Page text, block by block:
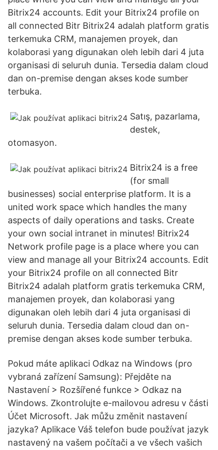
Bitrix24 accounts. Edit your Bitrix24 profile on
all connected Bitr Bitrix24 adalah platform gratis
terkemuka CRM, manajemen proyek, dan
kolaborasi yang digunakan oleh lebih dari 4 juta
organisasi di seluruh dunia. Tersedia dalam cloud
dan on-premise dengan akses kode sumber
terbuka.
Satış, pazarlama,
destek,
otomasyon.
Bitrix24 is a free
(for small
businesses) social enterprise platform. It is a
united work space which handles the many
aspects of daily operations and tasks. Create
your own social intranet in minutes! Bitrix24
Network profile page is a place where you can
view and manage all your Bitrix24 accounts. Edit
your Bitrix24 profile on all connected Bitr
Bitrix24 adalah platform gratis terkemuka CRM,
manajemen proyek, dan kolaborasi yang
digunakan oleh lebih dari 4 juta organisasi di
seluruh dunia. Tersedia dalam cloud dan on-
premise dengan akses kode sumber terbuka.
Pokud máte aplikaci Odkaz na Windows (pro
vybraná zařízení Samsung): Přejděte na
Nastavení > Rozšířené funkce > Odkaz na
Windows. Zkontrolujte e-mailovou adresu v části
Účet Microsoft. Jak můžu změnit nastavení
jazyka? Aplikace Váš telefon bude používat jazyk
nastavený na vašem počítači a ve všech vašich